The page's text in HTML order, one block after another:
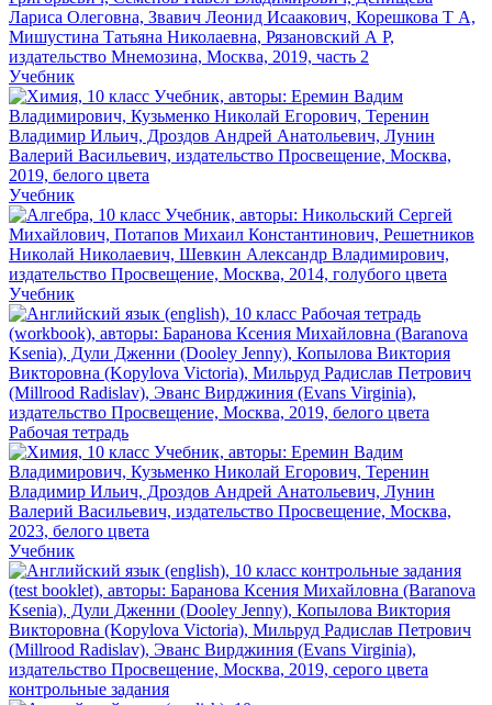
Учебник
Учебник
Учебник
Рабочая тетрадь
Учебник
контрольные задания